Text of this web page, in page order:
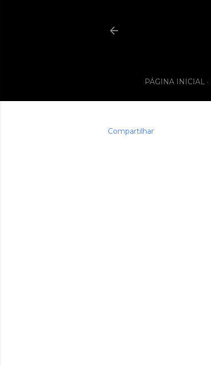
PÁGINA INICIAL
Compartilhar